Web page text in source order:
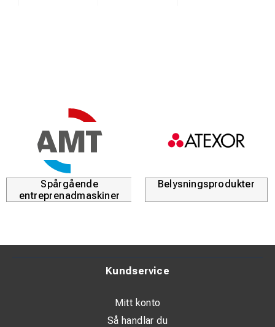
Spårgående
entreprenadmaskiner
Belysningsprodukter
Kundservice
Mitt konto
Så handlar du